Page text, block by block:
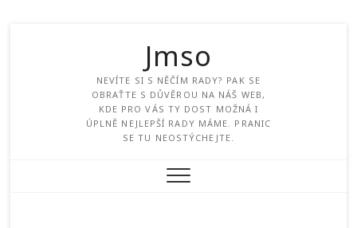
Jmso
NEVÍTE SI S NĚČÍM RADY? PAK SE
OBRAŤTE S DŮVĚROU NA NÁŠ WEB,
KDE PRO VÁS TY DOST MOŽNÁ I
ÚPLNĚ NEJLEPŠÍ RADY MÁME. PRANIC
SE TU NEOSTÝCHEJTE.